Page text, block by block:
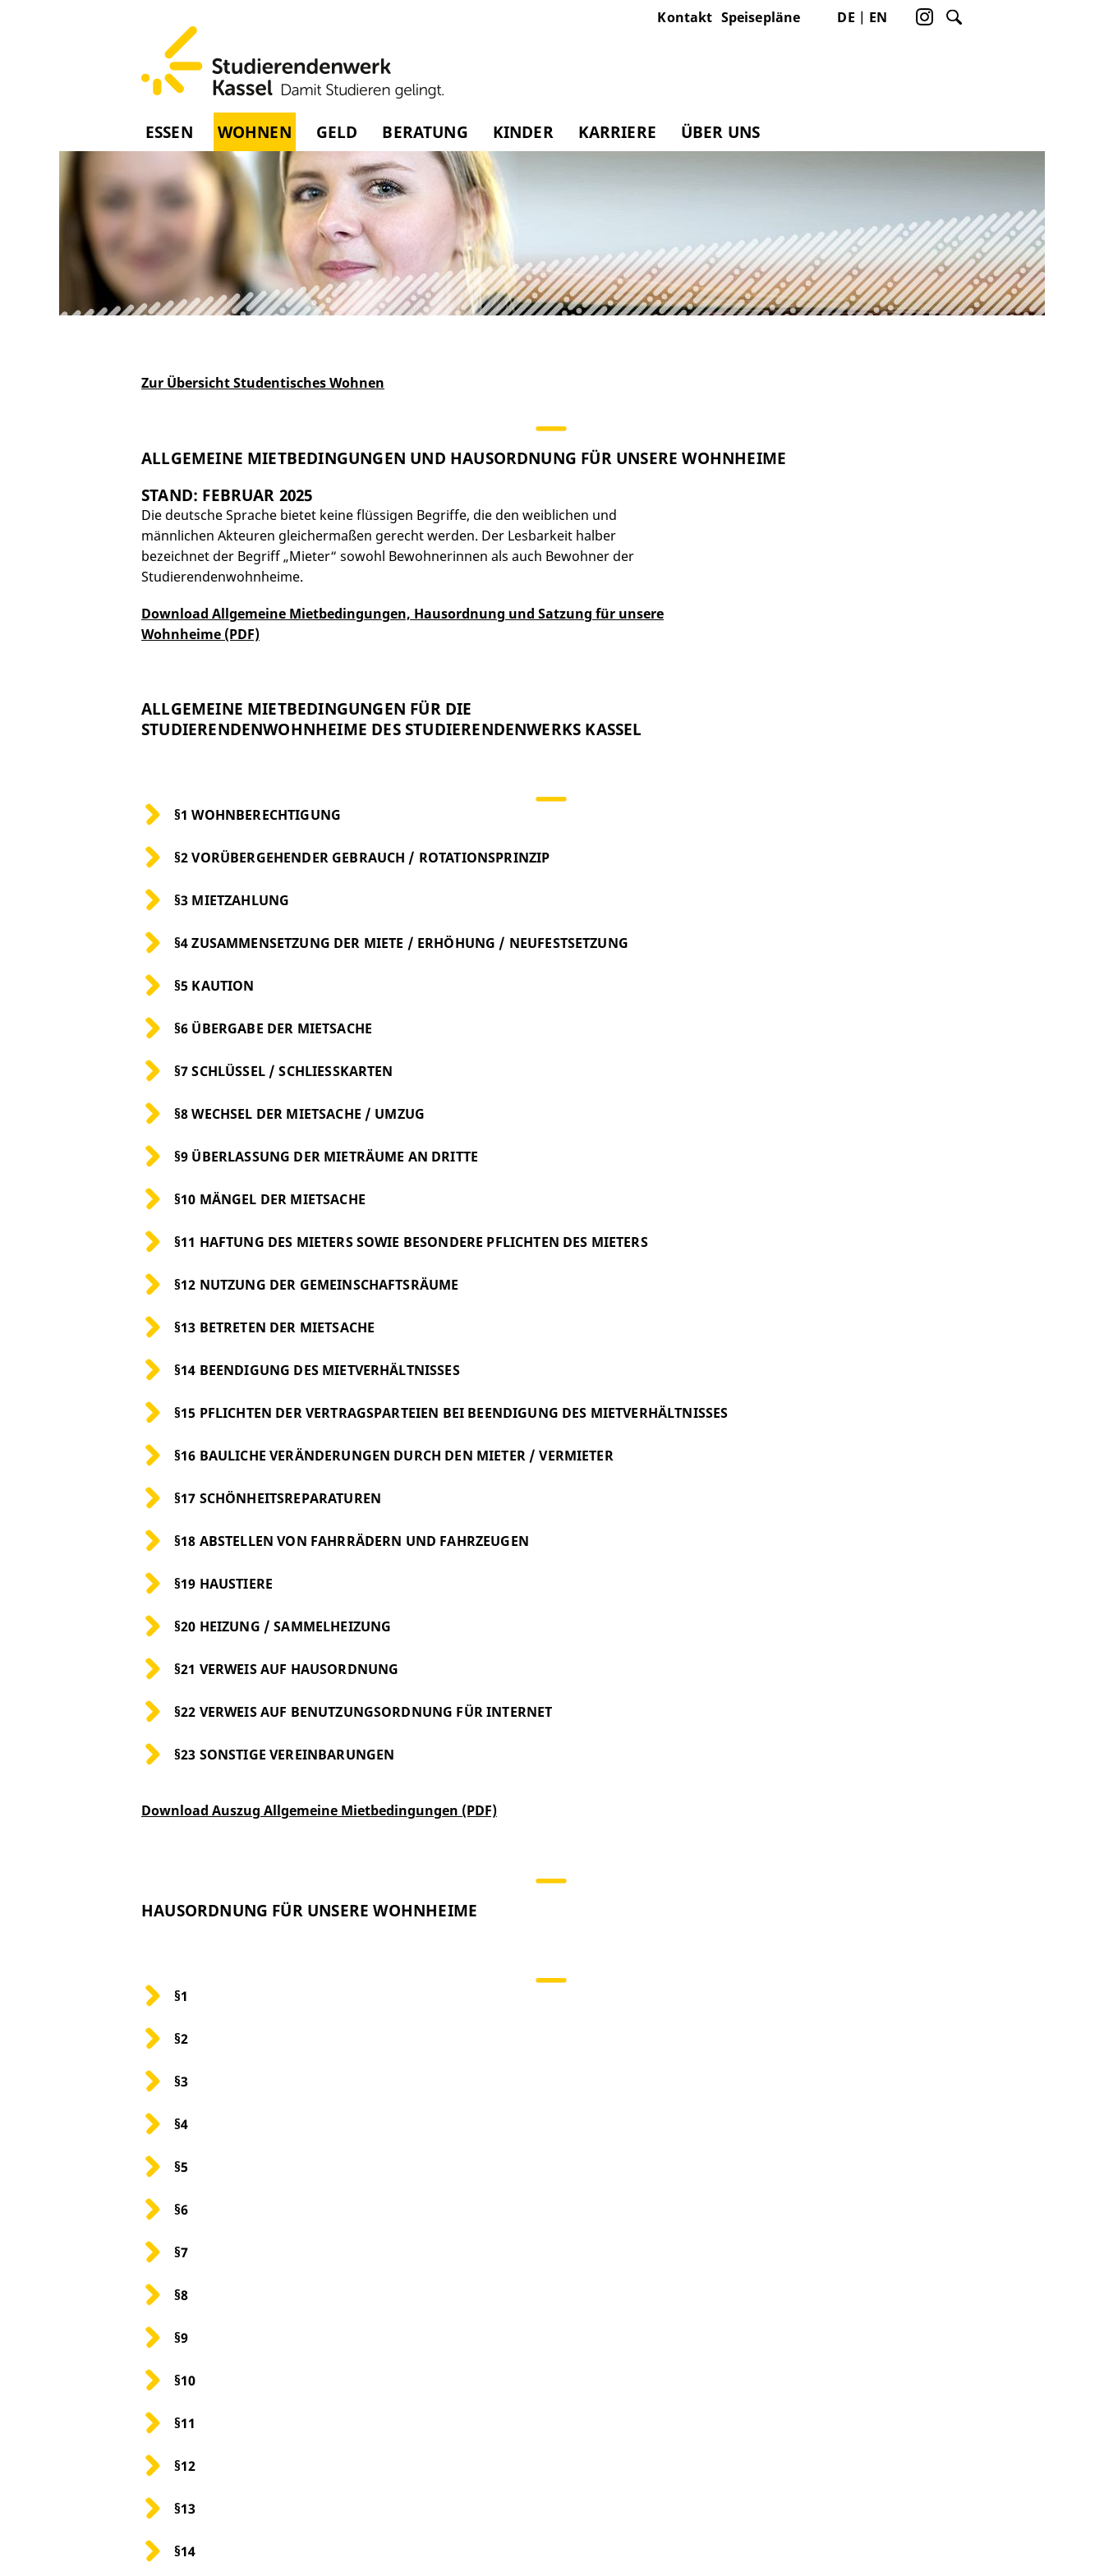
Kontakt Speisepläne DE EN
ESSEN WOHNEN GELD BERATUNG KINDER KARRIERE ÜBER UNS
Zur Übersicht Studentisches Wohnen
ALLGEMEINE MIETBEDINGUNGEN UND HAUSORDNUNG FÜR UNSERE WOHNHEIME
STAND: FEBRUAR 2025
Die deutsche Sprache bietet keine flüssigen Begriffe, die den weiblichen und
männlichen Akteuren gleichermaßen gerecht werden. Der Lesbarkeit halber
bezeichnet der Begriff „Mieter“ sowohl Bewohnerinnen als auch Bewohner der
Studierendenwohnheime.
Download Allgemeine Mietbedingungen, Hausordnung und Satzung für unsere
Wohnheime (PDF)
ALLGEMEINE MIETBEDINGUNGEN FÜR DIE
STUDIERENDENWOHNHEIME DES STUDIERENDENWERKS KASSEL
§1 WOHNBERECHTIGUNG
§2 VORÜBERGEHENDER GEBRAUCH / ROTATIONSPRINZIP
§3 MIETZAHLUNG
§4 ZUSAMMENSETZUNG DER MIETE / ERHÖHUNG / NEUFESTSETZUNG
§5 KAUTION
§6 ÜBERGABE DER MIETSACHE
§7 SCHLÜSSEL / SCHLIESSKARTEN
§8 WECHSEL DER MIETSACHE / UMZUG
§9 ÜBERLASSUNG DER MIETRÄUME AN DRITTE
§10 MÄNGEL DER MIETSACHE
§11 HAFTUNG DES MIETERS SOWIE BESONDERE PFLICHTEN DES MIETERS
§12 NUTZUNG DER GEMEINSCHAFTSRÄUME
§13 BETRETEN DER MIETSACHE
§14 BEENDIGUNG DES MIETVERHÄLTNISSES
§15 PFLICHTEN DER VERTRAGSPARTEIEN BEI BEENDIGUNG DES MIETVERHÄLTNISSES
§16 BAULICHE VERÄNDERUNGEN DURCH DEN MIETER / VERMIETER
§17 SCHÖNHEITSREPARATUREN
§18 ABSTELLEN VON FAHRRÄDERN UND FAHRZEUGEN
§19 HAUSTIERE
§20 HEIZUNG / SAMMELHEIZUNG
§21 VERWEIS AUF HAUSORDNUNG
§22 VERWEIS AUF BENUTZUNGSORDNUNG FÜR INTERNET
§23 SONSTIGE VEREINBARUNGEN
Download Auszug Allgemeine Mietbedingungen (PDF)
HAUSORDNUNG FÜR UNSERE WOHNHEIME
§1
§2
§3
§4
§5
§6
§7
§8
§9
§10
§11
§12
§13
§14